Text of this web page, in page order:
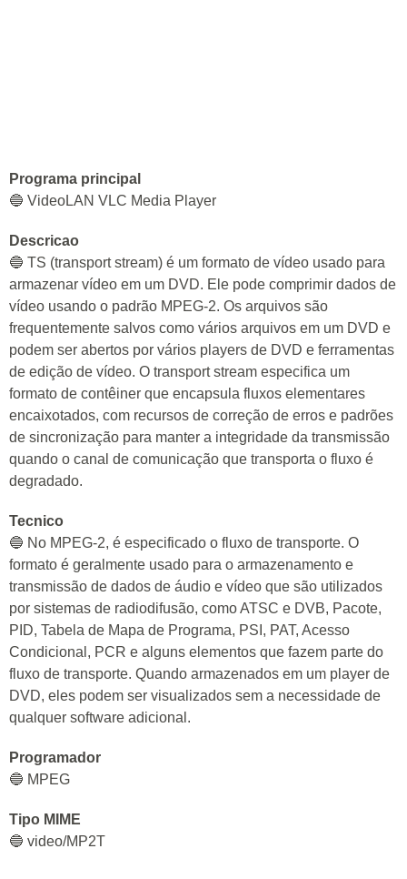
Programa principal
🔵 VideoLAN VLC Media Player
Descricao
🔵 TS (transport stream) é um formato de vídeo usado para
armazenar vídeo em um DVD. Ele pode comprimir dados de
vídeo usando o padrão MPEG-2. Os arquivos são
frequentemente salvos como vários arquivos em um DVD e
podem ser abertos por vários players de DVD e ferramentas
de edição de vídeo. O transport stream especifica um
formato de contêiner que encapsula fluxos elementares
encaixotados, com recursos de correção de erros e padrões
de sincronização para manter a integridade da transmissão
quando o canal de comunicação que transporta o fluxo é
degradado.
Tecnico
🔵 No MPEG-2, é especificado o fluxo de transporte. O
formato é geralmente usado para o armazenamento e
transmissão de dados de áudio e vídeo que são utilizados
por sistemas de radiodifusão, como ATSC e DVB, Pacote,
PID, Tabela de Mapa de Programa, PSI, PAT, Acesso
Condicional, PCR e alguns elementos que fazem parte do
fluxo de transporte. Quando armazenados em um player de
DVD, eles podem ser visualizados sem a necessidade de
qualquer software adicional.
Programador
🔵 MPEG
Tipo MIME
🔵 video/MP2T